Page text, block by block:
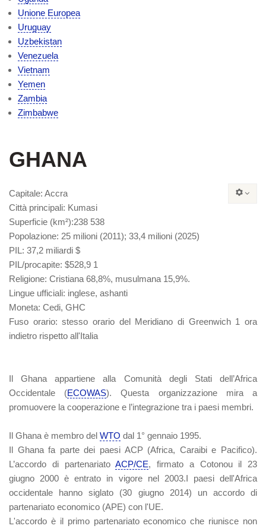
Unione Europea
Uruguay
Uzbekistan
Venezuela
Vietnam
Yemen
Zambia
Zimbabwe
GHANA
Capitale: Accra
Città principali: Kumasi
Superficie (km²):238 538
Popolazione: 25 milioni (2011); 33,4 milioni (2025)
PIL : 37,2 miliardi $
PIL/procapite: $528,9 1
Religione: Cristiana 68,8%, musulmana 15,9%.
Lingue ufficiali: inglese, ashanti
Moneta: Cedi, GHC
Fuso orario: stesso orario del Meridiano di Greenwich 1 ora
indietro rispetto all'Italia
Il Ghana appartiene alla Comunità degli Stati dell’Africa
Occidentale (ECOWAS). Questa organizzazione mira a
promuovere la cooperazione e l’integrazione tra i paesi membri.
Il Ghana è membro del WTO dal 1° gennaio 1995.
Il Ghana fa parte dei paesi ACP (Africa, Caraibi e Pacifico).
L’accordo di partenariatoACP/CE, firmato a Cotonou il 23
giugno 2000 è entrato in vigore nel 2003.I paesi dell'Africa
occidentale hanno siglato (30 giugno 2014) un accordo di
partenariato economico (APE) con l'UE.
L'accordo è il primo partenariato economico che riunisce non